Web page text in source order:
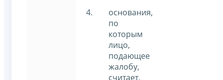
основания,
по
которым
лицо,
подающее
жалобу,
считает,